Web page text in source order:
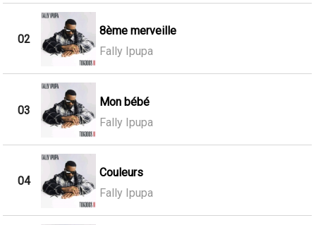
02
8ème merveille
Fally Ipupa
03
Mon bébé
Fally Ipupa
04
Couleurs
Fally Ipupa